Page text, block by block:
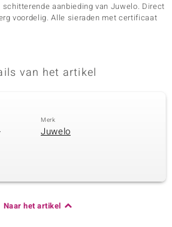
schitterende aanbieding van Juwelo. Direct
voordelig. Alle sieraden met certificaat
van het artikel
Merk
Juwelo
Naar het artikel